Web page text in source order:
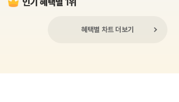
혜택별 차트 더보기